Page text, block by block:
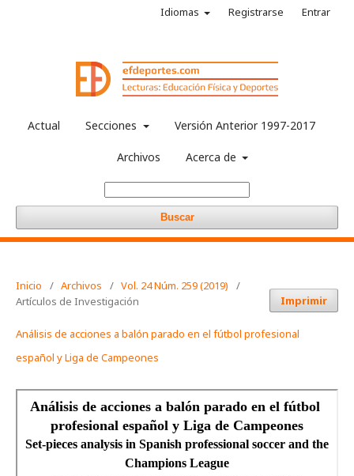
Actual Secciones Versión Anterior 1997-2017
Archivos Acerca de
Buscar
Idiomas Registrarse Entrar
Inicio / Archivos / Vol. 24 Núm. 259 (2019)
/
Artículos de Investigación
Imprimir
Análisis de acciones a balón parado en el fútbol profesional
español y Liga de Campeones